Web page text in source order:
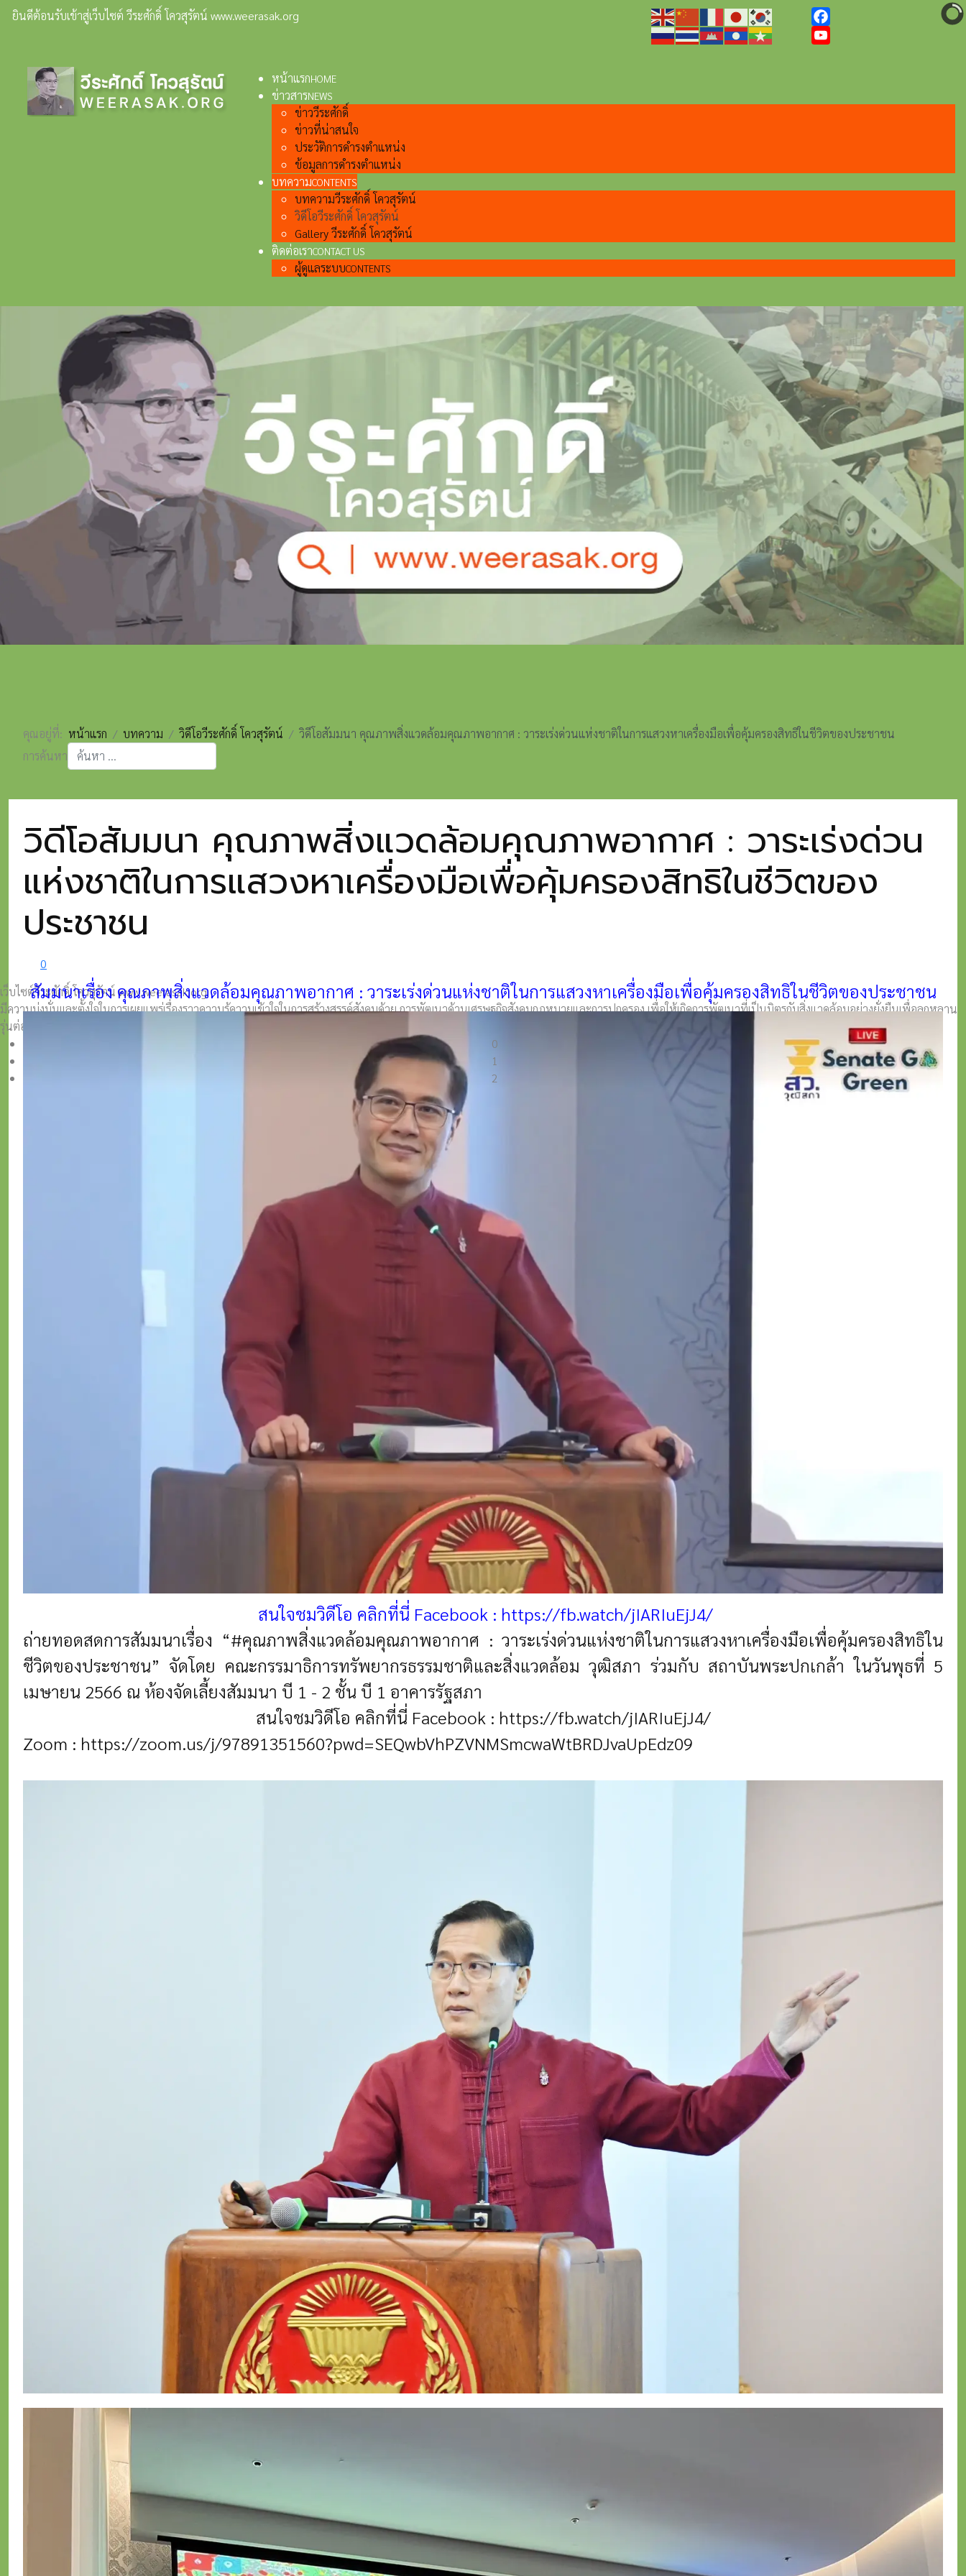
ยินดีต้อนรับเข้าสู่เว็บไซต์ วีระศักดิ์ โควสุรัตน์ www.weerasak.org
Facebook
หน้าแรกHOME
ข่าวสารNEWS
ข่าววีระศักดิ์
ข่าวที่น่าสนใจ
ประวัติการดำรงตำแหน่ง
ข้อมูลการดำรงตำแหน่ง
บทความCONTENTS
บทความวีระศักดิ์ โควสุรัตน์
วิดีโอวีระศักดิ์ โควสุรัตน์
Gallery วีระศักดิ์ โควสุรัตน์
ติดต่อเราCONTACT US
ผู้ดูแลระบบCONTENTS
เว็บไซต์วีระศักดิ์ โควสุรัตน์ www.weerasak.org
มีความมุ่งมั่นเเละตั้งใจในการเผยแพร่เรื่องราวความรู้ความเข้าใจในการสร้างสรรค์สังคมด้วย การพัฒนาด้านเศรษฐกิจสังคมกฎหมายและการปกครอง เพื่อให้เกิดการพัฒนาที่เป็นมิตรกับสิ่งแวดล้อมอย่างยั่งยืนเพื่อลูกหลาน
รุ่นต่อ ๆ ไป
0
1
2
คุณอยู่ที่: หน้าแรก บทความ วิดีโอวีระศักดิ์ โควสุรัตน์
วิดีโอสัมมนา คุณภาพสิ่งแวดล้อมคุณภาพอากาศ : วาระเร่งด่วนแห่งชาติในการแสวงหาเครื่องมือเพื่อคุ้มครองสิทธิในชีวิตของประชาชน
การค้นหา
วิดีโอสัมมนา คุณภาพสิ่งแวดล้อมคุณภาพอากาศ : วาระเร่งด่วน
แห่งชาติในการแสวงหาเครื่องมือเพื่อคุ้มครองสิทธิในชีวิตของ
ประชาชน
0
สัมมนาเรื่อง คุณภาพสิ่งแวดล้อมคุณภาพอากาศ : วาระเร่งด่วนแห่งชาติในการแสวงหาเครื่องมือเพื่อคุ้มครองสิทธิในชีวิตของประชาชน
สนใจชมวิดีโอ คลิกที่นี่ Facebook : https://fb.watch/jIARIuEjJ4/
ถ่ายทอดสดการสัมมนาเรื่อง “#คุณภาพสิ่งแวดล้อมคุณภาพอากาศ : วาระเร่งด่วนแห่งชาติในการแสวงหาเครื่องมือเพื่อคุ้มครองสิทธิใน
ชีวิตของประชาชน” จัดโดย คณะกรรมาธิการทรัพยากรธรรมชาติและสิ่งแวดล้อม วุฒิสภา ร่วมกับ สถาบันพระปกเกล้า ในวันพุธที่ 5
เมษายน 2566 ณ ห้องจัดเลี้ยงสัมมนา บี 1 - 2 ชั้น บี 1 อาคารรัฐสภา
สนใจชมวิดีโอ คลิกที่นี่ Facebook : https://fb.watch/jIARIuEjJ4/
Zoom : https://zoom.us/j/97891351560?pwd=SEQwbVhPZVNMSmcwaWtBRDJvaUpEdz09